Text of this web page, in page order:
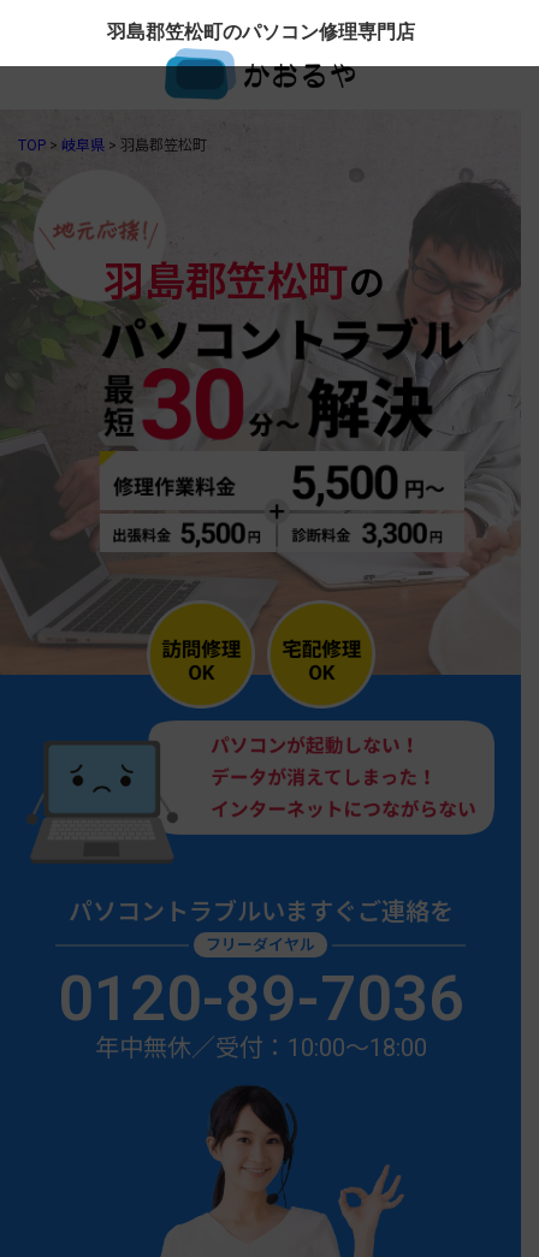
羽島郡笠松町のパソコン修理専門店
TOP > 岐阜県 > 羽島郡笠松町
羽島郡笠松町の
パソコントラブルいますぐご連絡を
フリーダイヤル
0120-89-7036
年中無休／受付：10:00〜18:00